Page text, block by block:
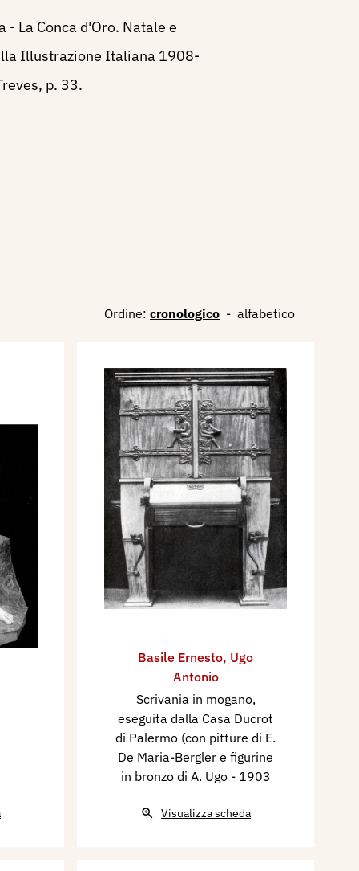
- La Conca d'Oro. Natale e
Illustrazione Italiana 1908-
p. 33.
Ordine: cronologico - alfabetico
Basile Ernesto, Ugo
Antonio
Scrivania in mogano,
eseguita dalla Casa Ducrot
di Palermo (con pitture di E.
De Maria-Bergler e figurine
in bronzo di A. Ugo - 1903
Visualizza scheda